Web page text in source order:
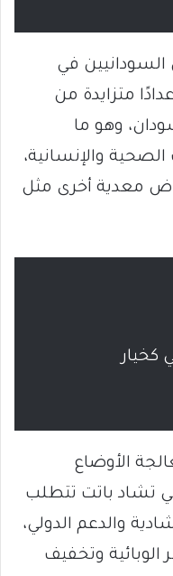
السودانيين في
متزايدة من
وهو ما
والإنسانية،
معدية أخرى مثل
كخيار
الأوضاع
تشاد باتت تتطلب
والدعم الدولي،
وتخفيف